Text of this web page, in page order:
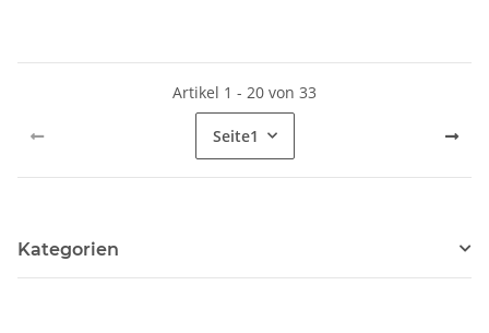
Artikel 1 - 20 von 33
Seite1
Kategorien